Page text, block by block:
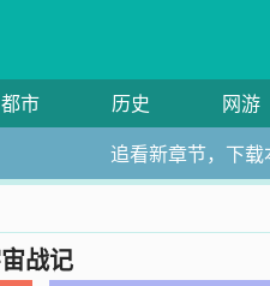
都市 历史 网游
追看新章节，下
战记